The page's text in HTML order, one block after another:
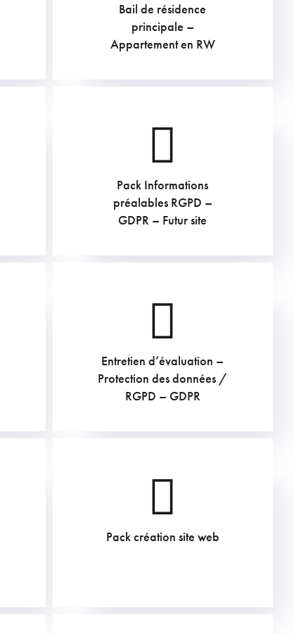
Bail de résidence
principale –
Appartement en RW
Pack Informations
préalables RGPD –
GDPR – Futur site
907.5€
Entretien d’évaluation –
Protection des données /
RGPD – GDPR
169.4 €
Pack création site web